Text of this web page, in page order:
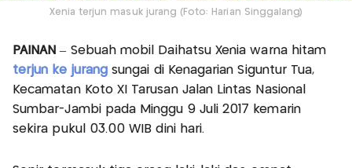
Xenia terjun masuk jurang (Foto: Harian Singgalang)
PAINAN – Sebuah mobil Daihatsu Xenia warna hitam
terjun ke jurang sungai di Kenagarian Siguntur Tua,
Kecamatan Koto XI Tarusan Jalan Lintas Nasional
Sumbar-Jambi pada Minggu 9 Juli 2017 kemarin
sekira pukul 03.00 WIB dini hari.